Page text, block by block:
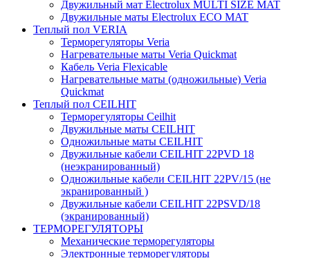
Двужильный мат Electrolux MULTI SIZE MAT
Двужильные маты Electrolux ECO MAT
Теплый пол VERIA
Терморегуляторы Veria
Нагревательные маты Veria Quickmat
Кабель Veria Flexicable
Нагревательные маты (одножильные) Veria
Quickmat
Теплый пол CEILHIT
Терморегуляторы Ceilhit
Двужильные маты CEILHIT
Одножильные маты CEILHIT
Двужильные кабели CEILHIT 22PVD 18
(неэкранированный)
Одножильные кабели CEILHIT 22PV/15 (не
экранированный )
Двужильные кабели CEILHIT 22PSVD/18
(экранированный)
ТЕРМОРЕГУЛЯТОРЫ
Механические терморегуляторы
Электронные терморегуляторы